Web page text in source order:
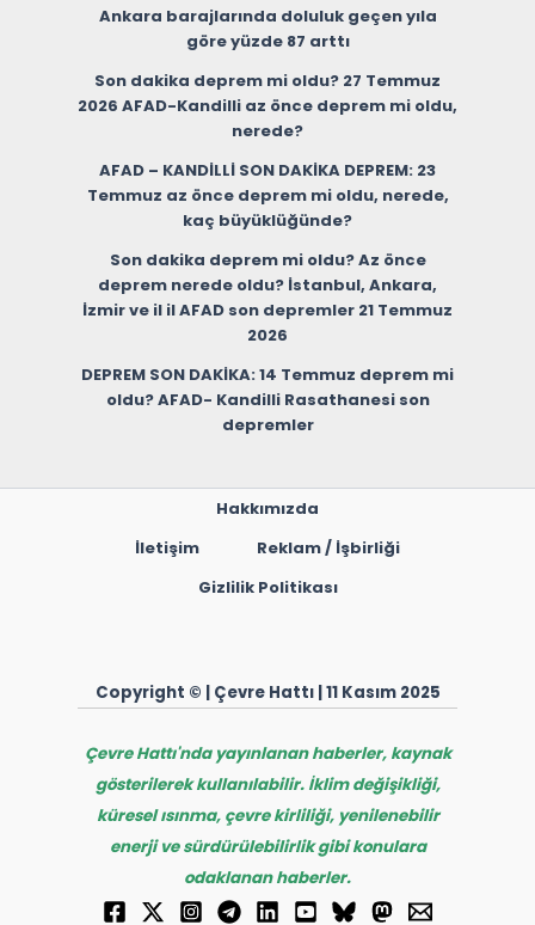
Ankara barajlarında doluluk geçen yıla
göre yüzde 87 arttı
Son dakika deprem mi oldu? 27 Temmuz
2026 AFAD-Kandilli az önce deprem mi oldu,
nerede?
AFAD – KANDİLLİ SON DAKİKA DEPREM: 23
Temmuz az önce deprem mi oldu, nerede,
kaç büyüklüğünde?
Son dakika deprem mi oldu? Az önce
deprem nerede oldu? İstanbul, Ankara,
İzmir ve il il AFAD son depremler 21 Temmuz
2026
DEPREM SON DAKİKA: 14 Temmuz deprem mi
oldu? AFAD- Kandilli Rasathanesi son
depremler
Hakkımızda
İletişim
Reklam / İşbirliği
Gizlilik Politikası
Copyright © | Çevre Hattı | 11 Kasım 2025
Çevre Hattı'nda yayınlanan haberler, kaynak
gösterilerek kullanılabilir. İklim değişikliği,
küresel ısınma, çevre kirliliği, yenilenebilir
enerji ve sürdürülebilirlik gibi konulara
odaklanan haberler.